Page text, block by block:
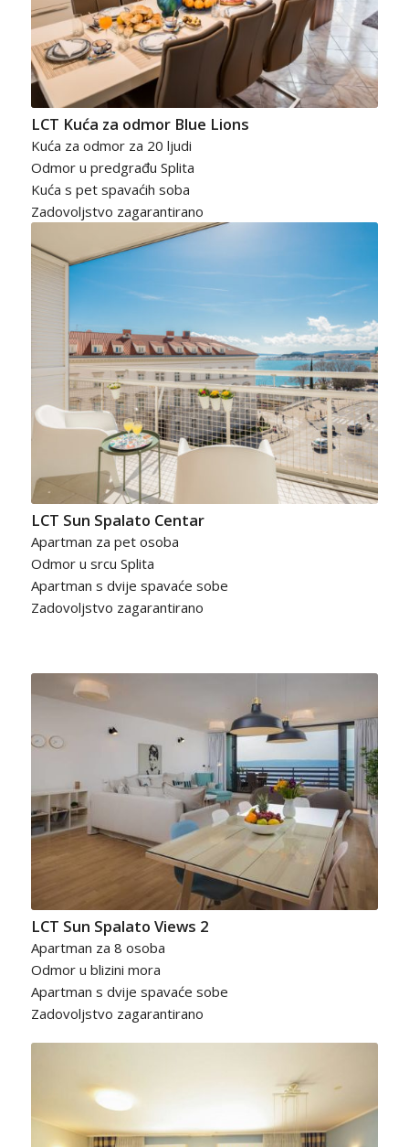
LCT Kuća za odmor Blue Lions
Kuća za odmor za 20 ljudi
Odmor u predgrađu Splita
Kuća s pet spavaćih soba
Zadovoljstvo zagarantirano
LCT Sun Spalato Centar
Apartman za pet osoba
Odmor u srcu Splita
Apartman s dvije spavaće sobe
Zadovoljstvo zagarantirano
LCT Sun Spalato Views 2
Apartman za 8 osoba
Odmor u blizini mora
Apartman s dvije spavaće sobe
Zadovoljstvo zagarantirano